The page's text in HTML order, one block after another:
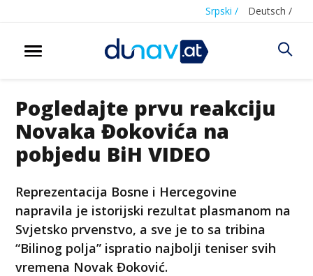
Srpski / Deutsch /
Pogledajte prvu reakciju
Novaka Đokovića na
pobjedu BiH VIDEO
Reprezentacija Bosne i Hercegovine
napravila je istorijski rezultat plasmanom na
Svjetsko prvenstvo, a sve je to sa tribina
“Bilinog polja” ispratio najbolji teniser svih
vremena Novak Đoković.